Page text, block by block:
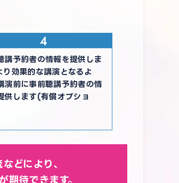
講予約者の情報を提供しま
り効果的な講演となるよ
演前に事前聴講予約者の情
供します(有償オプショ
どにより、
期待できます。